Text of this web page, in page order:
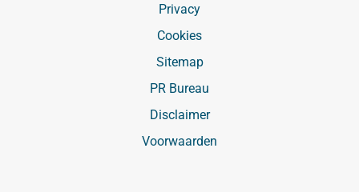
Privacy
Cookies
Sitemap
PR Bureau
Disclaimer
Voorwaarden